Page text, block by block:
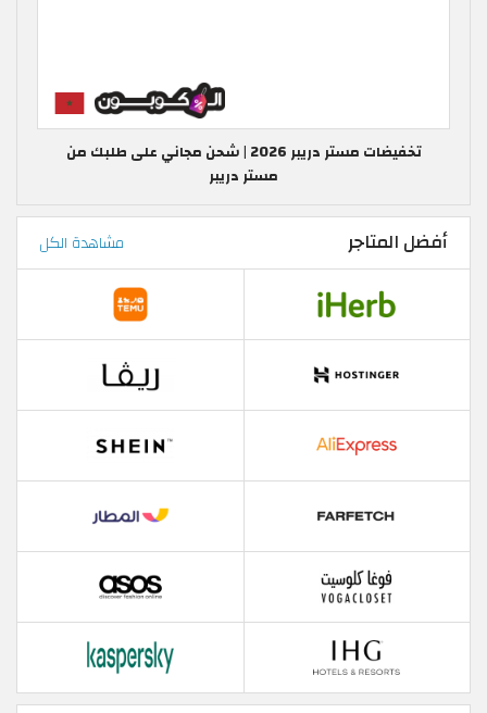
تخفيضات مستر دريبر 2026 | شحن مجاني على طلبك من
مستر دريبر
أفضل المتاجر مشاهدة الكل